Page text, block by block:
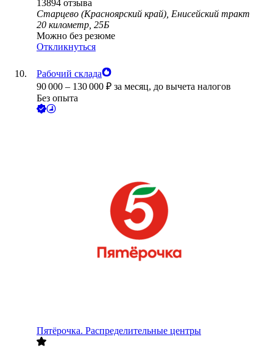
13894 отзыва
Старцево (Красноярский край), Енисейский тракт
20 километр, 25Б
Можно без резюме
Откликнуться
Рабочий склада
90 000 – 130 000 ₽ за месяц, до вычета налогов
Без опыта
Пятёрочка. Распределительные центры